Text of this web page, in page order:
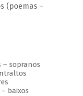
(poemas –
– sopranos
baixos